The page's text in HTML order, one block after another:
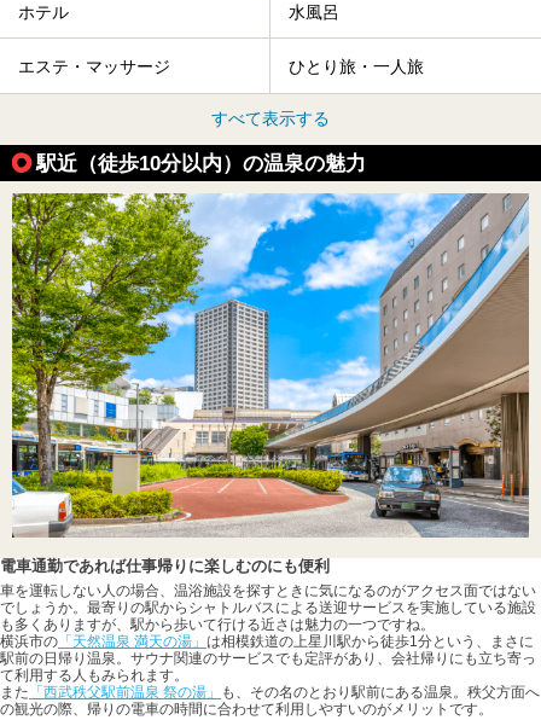
ホテル 水風呂
エステ・マッサージ ひとり旅・一人旅
すべて表示する
駅近（徒歩10分以内）の温泉の魅力
電車通勤であれば仕事帰りに楽しむのにも便利
車を運転しない人の場合、温浴施設を探すときに気になるのがアクセス面ではない
でしょうか。最寄りの駅からシャトルバスによる送迎サービスを実施している施設
も多くありますが、駅から歩いて行ける近さは魅力の一つですね。
横浜市の 「天然温泉 満天の湯」 は相模鉄道の上星川駅から徒歩1分という、まさに
駅前の日帰り温泉。サウナ関連のサービスでも定評があり、会社帰りにも立ち寄っ
て利用する人もみられます。
また 「西武秩父駅前温泉 祭の湯」
も、その名のとおり駅前にある温泉。秩父方面へ
の観光の際、帰りの電車の時間に合わせて利用しやすいのがメリットです。